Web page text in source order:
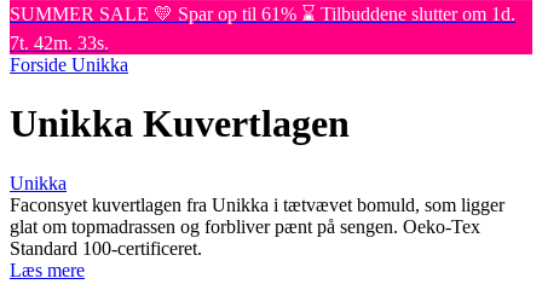
SUMMER SALE 💛 Spar op til 61% ⌛ Tilbuddene slutter om 1d.
7t. 42m. 33s.
Forside Unikka
Unikka Kuvertlagen
Unikka
Faconsyet kuvertlagen fra Unikka i tætvævet bomuld, som ligger
glat om topmadrassen og forbliver pænt på sengen. Oeko-Tex
Standard 100-certificeret.
Læs mere